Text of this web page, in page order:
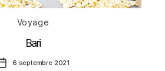
Catégories
Voyage
Bari
Date6 septembre 2021